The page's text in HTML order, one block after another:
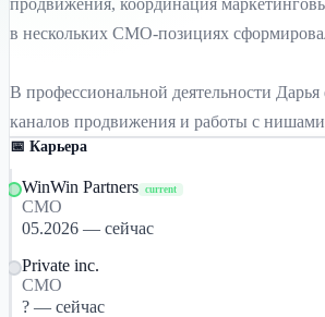
продвижения, координация
в нескольких CMO-позициях
В профессиональной деятельности
каналов продвижения и работы с
📅 Карьера
WinWin Partners current
СМО
05.2026 — сейчас
Private inc.
CMO
? — сейчас